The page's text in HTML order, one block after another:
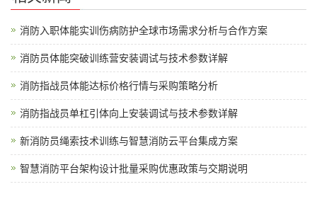
消防入职体能实训伤病防护全球市场需求分析与合作方案
消防员体能突破训练营安装调试与技术参数详解
消防指战员体能达标价格行情与采购策略分析
消防指战员单杠引体向上安装调试与技术参数详解
新消防员绳索技术训练与智慧消防云平台集成方案
智慧消防平台架构设计批量采购优惠政策与交期说明